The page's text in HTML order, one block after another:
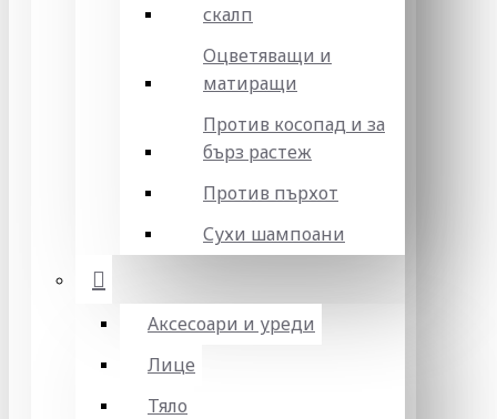
скалп
Оцветяващи и
матиращи
Против косопад и за
бърз растеж
Против пърхот
Сухи шампоани
Аксесоари и уреди
Лице
Тяло